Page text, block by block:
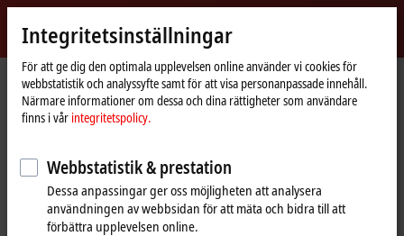
Beckhoff
-
New
Automation
Technology
HemsidaFöretaget Nyheter Beckhoff Live + Interactive, Nov. 23, 2021
Genom att klicka på ”Acceptera” visas videon och
integritetsinställningarna anpassas samt externt innehåll från
Vimeo laddas upp. Beakta gärna vår
Integritetsinställningar
För att ge dig den optimala upplevelsen online använder vi cookies för
webbstatistik och analyssyfte samt för att visa personanpassade innehåll.
Närmare informationer om dessa och dina rättigheter som användare
finns i vår integritetspolicy.
Webbstatistik & prestation
Dessa anpassingar ger oss möjligheten att analysera
användningen av webbsidan för att mäta och bidra till att
förbättra upplevelsen online.